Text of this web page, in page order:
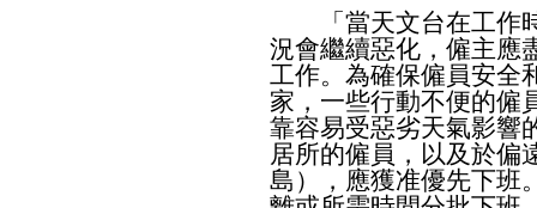
「當天文台在工作時
況會繼續惡化，僱主應
工作。為確保僱員安全
家，一些行動不便的僱
靠容易受惡劣天氣影響
居所的僱員，以及於偏
島），應獲准優先下班